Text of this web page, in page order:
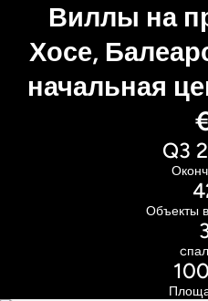
Виллы на
Хосе,
начальная
Q3
Объекты